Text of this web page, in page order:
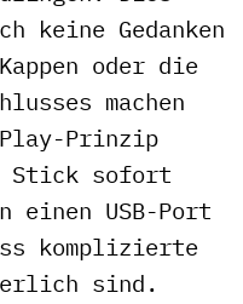
keine Gedanken
oder die
machen
Play-Prinzip
Stick sofort
einen USB-Port
komplizierte
sind.